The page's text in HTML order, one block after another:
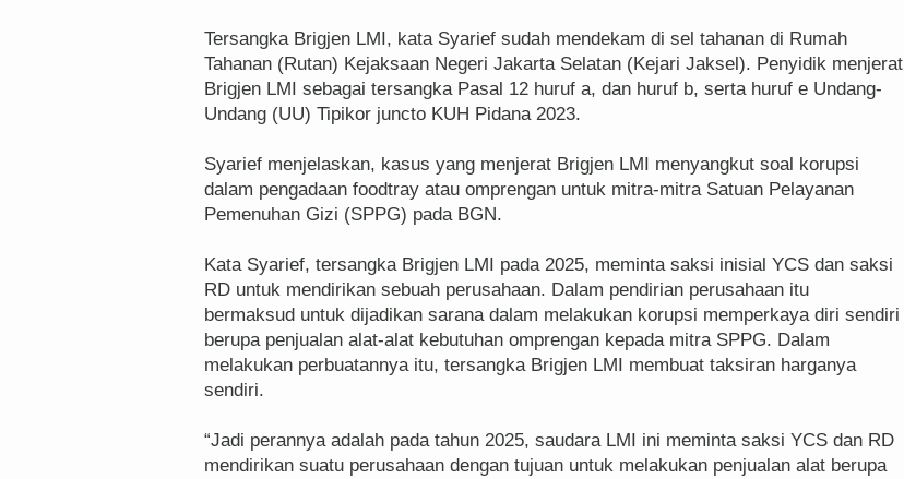
Tersangka Brigjen LMI, kata Syarief sudah mendekam di sel tahanan di Rumah
Tahanan (Rutan) Kejaksaan Negeri Jakarta Selatan (Kejari Jaksel). Penyidik menjerat
Brigjen LMI sebagai tersangka Pasal 12 huruf a, dan huruf b, serta huruf e Undang-
Undang (UU) Tipikor juncto KUH Pidana 2023.
Syarief menjelaskan, kasus yang menjerat Brigjen LMI menyangkut soal korupsi
dalam pengadaan foodtray atau omprengan untuk mitra-mitra Satuan Pelayanan
Pemenuhan Gizi (SPPG) pada BGN.
Kata Syarief, tersangka Brigjen LMI pada 2025, meminta saksi inisial YCS dan saksi
RD untuk mendirikan sebuah perusahaan. Dalam pendirian perusahaan itu
bermaksud untuk dijadikan sarana dalam melakukan korupsi memperkaya diri sendiri
berupa penjualan alat-alat kebutuhan omprengan kepada mitra SPPG. Dalam
melakukan perbuatannya itu, tersangka Brigjen LMI membuat taksiran harganya
sendiri.
“Jadi perannya adalah pada tahun 2025, saudara LMI ini meminta saksi YCS dan RD
mendirikan suatu perusahaan dengan tujuan untuk melakukan penjualan alat berupa